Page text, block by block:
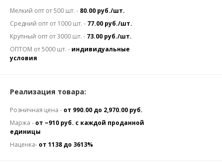
Мелкий опт от 500 шт. - 80.00 руб./шт.
Средний опт от 1000 шт. - 77.00 руб./шт.
Крупный опт от 3000 шт. - 73.00 руб./шт.
ОПТОМ от 5000 шт. - индивидуальные
условия
Реализация товара:
Розничная цена - от 990.00 до 2,970.00 руб.
Маржа - от ~910 руб. с каждой проданной
единицы
Наценка- от 1138 до 3613%